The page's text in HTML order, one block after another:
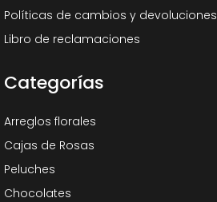
Políticas de cambios y devoluciones
Libro de reclamaciones
Categorías
Arreglos florales
Cajas de Rosas
Peluches
Chocolates